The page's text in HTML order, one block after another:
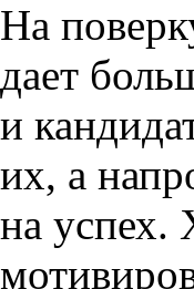
На
дает
и
их, а
на успех.